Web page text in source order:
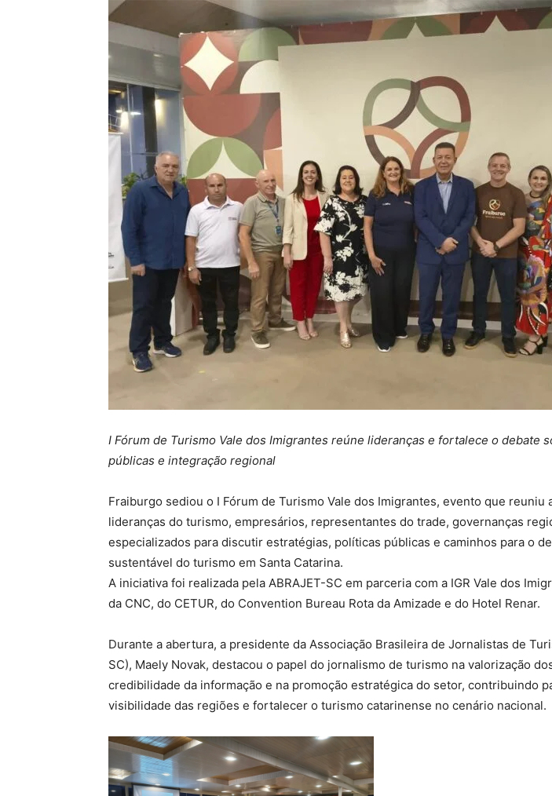
I Fórum de Turismo Vale dos Imigrantes reúne lideranças e fortalece o debate
públicas e integração regional
Fraiburgo sediou o I Fórum de Turismo Vale dos Imigrantes, evento que reuniu
lideranças do turismo, empresários, representantes do trade, governanças
especializados para discutir estratégias, políticas públicas e caminhos para o
sustentável do turismo em Santa Catarina.
A iniciativa foi realizada pela ABRAJET-SC em parceria com a IGR Vale dos
da CNC, do CETUR, do Convention Bureau Rota da Amizade e do Hotel Renar.
Durante a abertura, a presidente da Associação Brasileira de Jornalistas de
SC), Maely Novak, destacou o papel do jornalismo de turismo na valorização
credibilidade da informação e na promoção estratégica do setor, contribuindo
visibilidade das regiões e fortalecer o turismo catarinense no cenário nacional.